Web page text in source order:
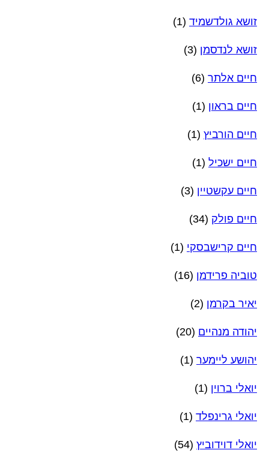
זושא גולדשמיד (1)
זושא לנדסמן (3)
חיים אלתר (6)
חיים בראון (1)
חיים הורביץ (1)
חיים ישכיל (1)
חיים עקשטיין (3)
חיים פולק (34)
חיים קרישבסקי (1)
טוביה פרידמן (16)
יאיר בקרמן (2)
יהודה מנהיים (20)
יהושע ליימער (1)
יואלי ברוין (1)
יואלי גרינפלד (1)
יואלי דוידוביץ (54)